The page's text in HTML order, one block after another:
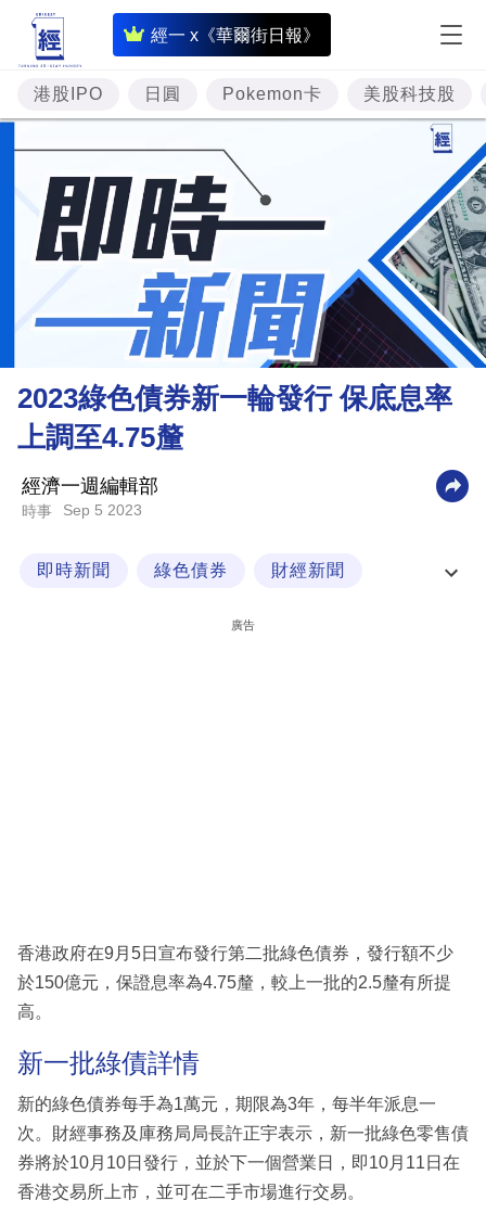
經一 x《華爾街日報》
即
時
財
經
專
題
投
資
樓
市
財
商
業
科
區
港股IPO 日圓 Pokemon卡 美股科技股
2023綠色債券新一輪發行 保底息率
上調至4.75釐
經濟一週編輯部
時事 Sep 5 2023
即時新聞 綠色債券 財經新聞
廣告
香港政府在9月5日宣布發行第二批綠色債券，發行額不少
於150億元，保證息率為4.75釐，較上一批的2.5釐有所提
高。
新一批綠債詳情
新的綠色債券每手為1萬元，期限為3年，每半年派息一
次。財經事務及庫務局局長許正宇表示，新一批綠色零售債
券將於10月10日發行，並於下一個營業日，即10月11日在
香港交易所上市，並可在二手市場進行交易。